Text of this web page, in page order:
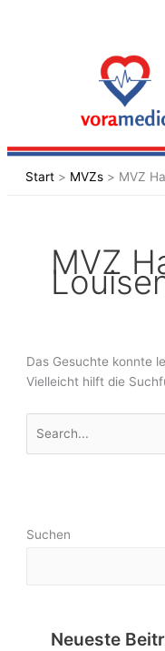
Start MVZs MVZ
MVZ
Das Gesuchte konnte
Vielleicht hilft die
Suchen
Neueste